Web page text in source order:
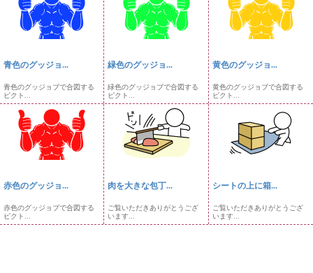
青色のグッジョ...
青色のグッジョブで合図する
ピクト...
緑色のグッジョ...
緑色のグッジョブで合図する
ピクト...
黄色のグッジョ...
黄色のグッジョブで合図する
ピクト...
赤色のグッジョ...
赤色のグッジョブで合図する
ピクト...
肉を大きな包丁...
ご覧いただきありがとうござ
います...
シートの上に箱...
ご覧いただきありがとうござ
います...